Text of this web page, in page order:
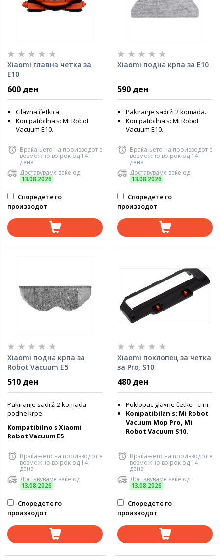
Xiaomi главна четка за
E10
600 ден
Glavna četkica.
Kompatibilna s: Mi Robot
Vacuum E10.
Враќањето на производот е
возможно во рок од 14
дена
Доставуваме веќе од
13.08.2026
Споредете го
производот
Xiaomi подна крпа за E10
590 ден
Pakiranje sadrži 2 komada.
Kompatibilna s: Mi Robot
Vacuum E10.
Враќањето на производот е
возможно во рок од 14
дена
Доставуваме веќе од
13.08.2026
Споредете го
производот
Xiaomi подна крпа за
Robot Vacuum E5
510 ден
Pakiranje sadrži 2 komada
podne krpe.
Kompatibilno s Xiaomi
Robot Vacuum E5
Враќањето на производот е
возможно во рок од 14
дена
Доставуваме веќе од
13.08.2026
Споредете го
производот
Xiaomi поклопец за четка
за Pro, S10
480 ден
Poklopac glavne četke - crni.
Kompatibilan s: Mi Robot
Vacuum Mop Pro, Mi
Robot Vacuum S10.
Враќањето на производот е
возможно во рок од 14
дена
Доставуваме веќе од
13.08.2026
Споредете го
производот